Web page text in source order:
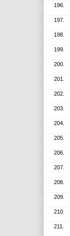
196.
197.
198.
199.
200.
201.
202.
203.
204.
205.
206.
207.
208.
209.
210.
211.